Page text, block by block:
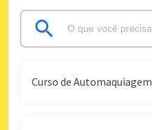
Curso de Automaquiagem